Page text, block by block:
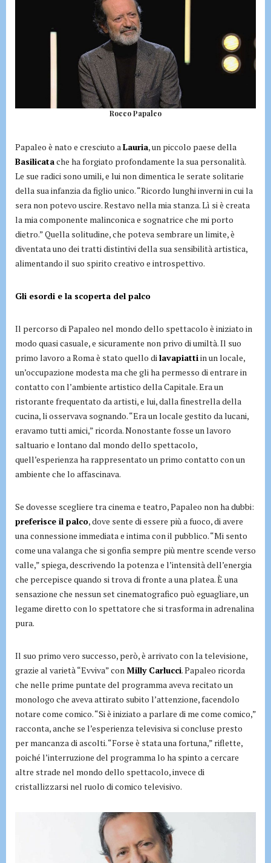
Rocco Papaleo
Papaleo è nato e cresciuto aLauria, un piccolo paese della
Basilicatache ha forgiato profondamente la sua personalità.
Le sue radici sono umili, e lui non dimentica le serate solitarie
della sua infanzia da figlio unico. “Ricordo lunghi inverni in cui la
sera non potevo uscire. Restavo nella mia stanza. Lì si è creata
la mia componente malinconica e sognatrice che mi porto
dietro.” Quella solitudine, che poteva sembrare un limite, è
diventata uno dei tratti distintivi della sua sensibilità artistica,
alimentando il suo spirito creativo e introspettivo.
Gli esordi e la scoperta del palco
Il percorso di Papaleo nel mondo dello spettacolo è iniziato in
modo quasi casuale, e sicuramente non privo di umiltà. Il suo
primo lavoro a Roma è stato quello dilavapiattiin un locale,
un’occupazione modesta ma che gli ha permesso di entrare in
contatto con l’ambiente artistico della Capitale. Era un
ristorante frequentato da artisti, e lui, dalla finestrella della
cucina, li osservava sognando. “Era un locale gestito da lucani,
eravamo tutti amici,” ricorda. Nonostante fosse un lavoro
saltuario e lontano dal mondo dello spettacolo,
quell’esperienza ha rappresentato un primo contatto con un
ambiente che lo affascinava.
Se dovesse scegliere tra cinema e teatro, Papaleo non ha dubbi:
preferisce il palco, dove sente di essere più a fuoco, di avere
una connessione immediata e intima con il pubblico. “Mi sento
come una valanga che si gonfia sempre più mentre scende verso
valle,” spiega, descrivendo la potenza e l’intensità dell’energia
che percepisce quando si trova di fronte a una platea. È una
sensazione che nessun set cinematografico può eguagliare, un
legame diretto con lo spettatore che si trasforma in adrenalina
pura.
Il suo primo vero successo, però, è arrivato con la televisione,
grazie al varietà “Evviva” conMilly Carlucci. Papaleo ricorda
che nelle prime puntate del programma aveva recitato un
monologo che aveva attirato subito l’attenzione, facendolo
notare come comico. “Si è iniziato a parlare di me come comico,”
racconta, anche se l’esperienza televisiva si concluse presto
per mancanza di ascolti. “Forse è stata una fortuna,” riflette,
poiché l’interruzione del programma lo ha spinto a cercare
altre strade nel mondo dello spettacolo, invece di
cristallizzarsi nel ruolo di comico televisivo.